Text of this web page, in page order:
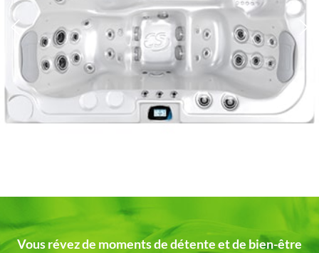
Vous révez de moments de détente et de bien-être